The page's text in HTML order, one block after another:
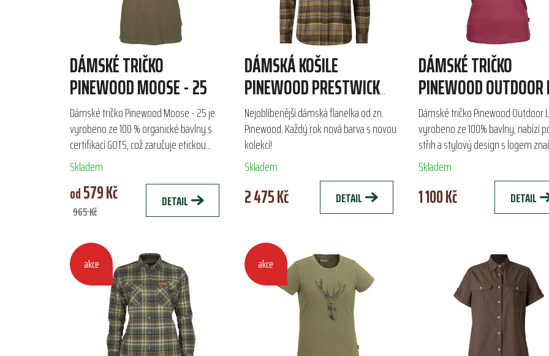
DÁMSKÉ TRIČKO
PINEWOOD MOOSE - 25
Dámské tričko Pinewood Moose - 25 je
vyrobeno ze 100 % organické bavlny s
certifikací GOTS, což zaručuje etickou
výrobu a absenci škodlivých chemikálií. S
stylovým potiskem losa...
Skladem
od579 Kč
965 Kč
DETAIL
DÁMSKÁ KOŠILE
PINEWOOD PRESTWICK
EXCLUSIVE
Nejoblíbenější dámská flanelka od zn.
Pinewood. Každý rok nová barva s novou
kolekcí!
Skladem
2 475 Kč DETAIL
DÁMSKÉ TRIČKO
PINEWOOD OUTDOOR
Dámské tričko Pinewood Outdoor
vyrobeno ze 100% bavlny, nabízí
střih a stylový design s logem
Ideální pro jarní a letní outdoorové
poskytuje...
Skladem
1 100 Kč DETAIL
akce akce